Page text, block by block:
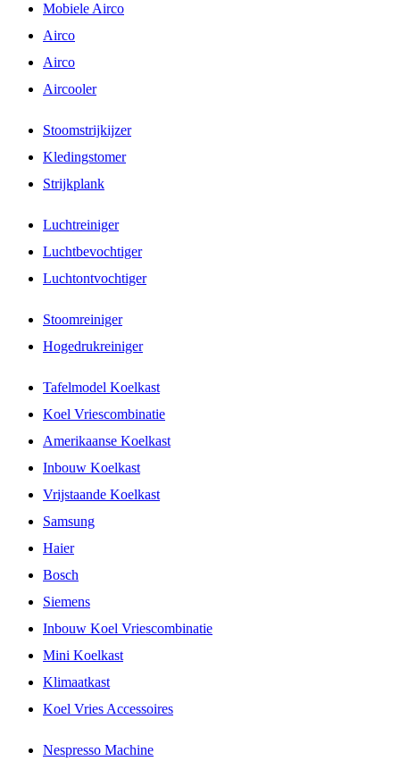
Mobiele Airco
Airco
Airco
Aircooler
Stoomstrijkijzer
Kledingstomer
Strijkplank
Luchtreiniger
Luchtbevochtiger
Luchtontvochtiger
Stoomreiniger
Hogedrukreiniger
Tafelmodel Koelkast
Koel Vriescombinatie
Amerikaanse Koelkast
Inbouw Koelkast
Vrijstaande Koelkast
Samsung
Haier
Bosch
Siemens
Inbouw Koel Vriescombinatie
Mini Koelkast
Klimaatkast
Koel Vries Accessoires
Nespresso Machine